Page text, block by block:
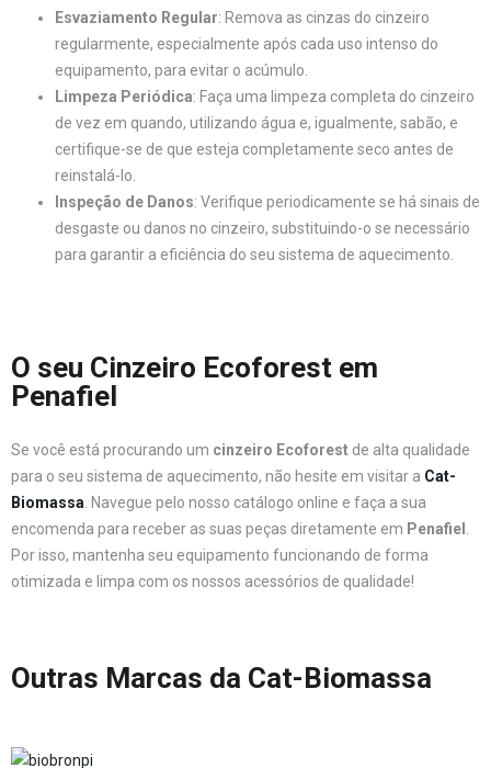
Esvaziamento Regular: Remova as cinzas do cinzeiro
regularmente, especialmente após cada uso intenso do
equipamento, para evitar o acúmulo.
Limpeza Periódica: Faça uma limpeza completa do cinzeiro
de vez em quando, utilizando água e, igualmente, sabão, e
certifique-se de que esteja completamente seco antes de
reinstalá-lo.
Inspeção de Danos: Verifique periodicamente se há sinais de
desgaste ou danos no cinzeiro, substituindo-o se necessário
para garantir a eficiência do seu sistema de aquecimento.
O seu Cinzeiro Ecoforest em
Penafiel
Se você está procurando um cinzeiro Ecoforest de alta qualidade
para o seu sistema de aquecimento, não hesite em visitar a Cat-
Biomassa. Navegue pelo nosso catálogo online e faça a sua
encomenda para receber as suas peças diretamente em Penafiel .
Por isso, mantenha seu equipamento funcionando de forma
otimizada e limpa com os nossos acessórios de qualidade!
Outras Marcas da Cat-Biomassa